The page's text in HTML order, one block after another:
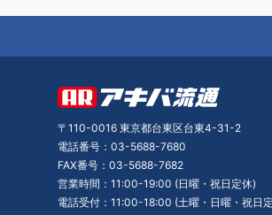
〒110-0016 東京都台東区台東4-31-2
電話番号：03-5688-7680
FAX番号：03-5688-7682
営業時間：11:00-19:00 (日曜・祝日定休)
電話受付：11:00-18:00 (土曜・日曜・祝日